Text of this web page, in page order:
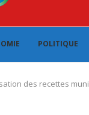
POLITIQUE
des recettes